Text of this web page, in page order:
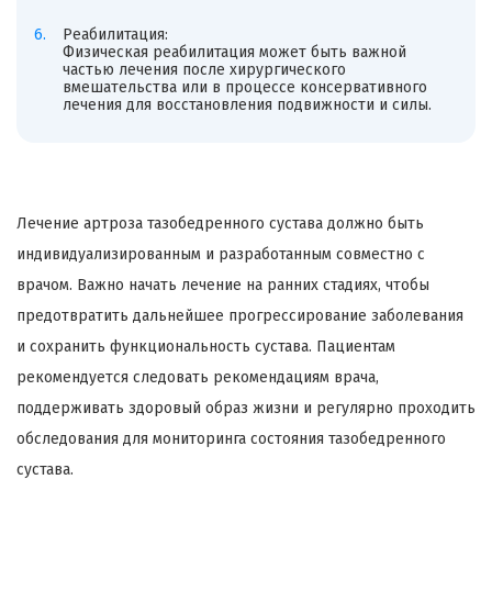
Реабилитация:
Физическая реабилитация может быть важной
частью лечения после хирургического
вмешательства или в процессе консервативного
лечения для восстановления подвижности и силы.
Лечение артроза тазобедренного сустава должно быть
индивидуализированным и разработанным совместно с
врачом. Важно начать лечение на ранних стадиях, чтобы
предотвратить дальнейшее прогрессирование заболевания
и сохранить функциональность сустава. Пациентам
рекомендуется следовать рекомендациям врача,
поддерживать здоровый образ жизни и регулярно проходить
обследования для мониторинга состояния тазобедренного
сустава.